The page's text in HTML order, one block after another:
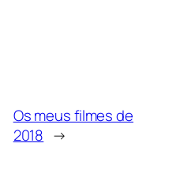
Os meus filmes de
2018 →